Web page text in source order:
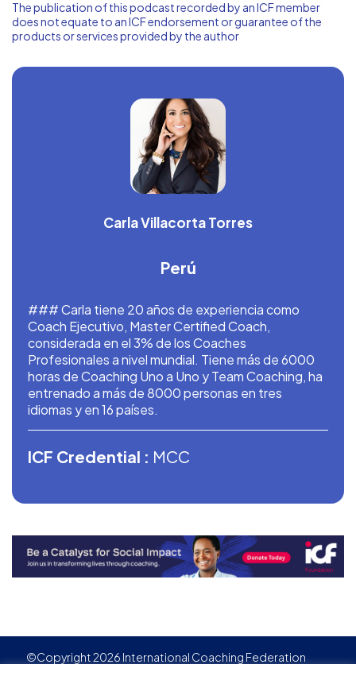
Carla Villacorta Torres
Perú
### Carla tiene 20 años de experiencia como
Coach Ejecutivo, Master Certified Coach,
considerada en el 3% de los Coaches
Profesionales a nivel mundial. Tiene más de 6000
horas de Coaching Uno a Uno y Team Coaching, ha
entrenado a más de 8000 personas en tres
idiomas y en 16 países.
ICF Credential : MCC
The publication of this podcast recorded by an ICF member
does not equate to an ICF endorsement or guarantee of the
products or services provided by the author
©Copyright 2026 International Coaching Federation